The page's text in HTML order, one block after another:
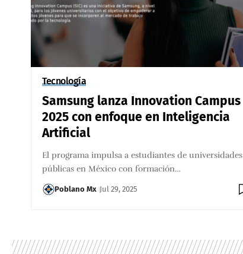
Tecnología
Samsung lanza Innovation Campus
2025 con enfoque en Inteligencia
Artificial
El programa impulsa a estudiantes de universidades
públicas en México con formación…
Poblano Mx Jul 29, 2025